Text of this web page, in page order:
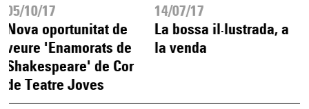
05/10/17
Nova oportunitat de
veure 'Enamorats de
Shakespeare' de Cor
de Teatre Joves
14/07/17
La bossa il·lustrada, a
la venda